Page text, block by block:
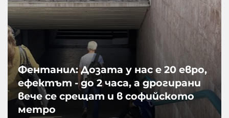
Фентанил: Дозата у нас е 20 евро,
ефектът - до 2 часа, а дрогирани
вече се срещат и в софийското
метро